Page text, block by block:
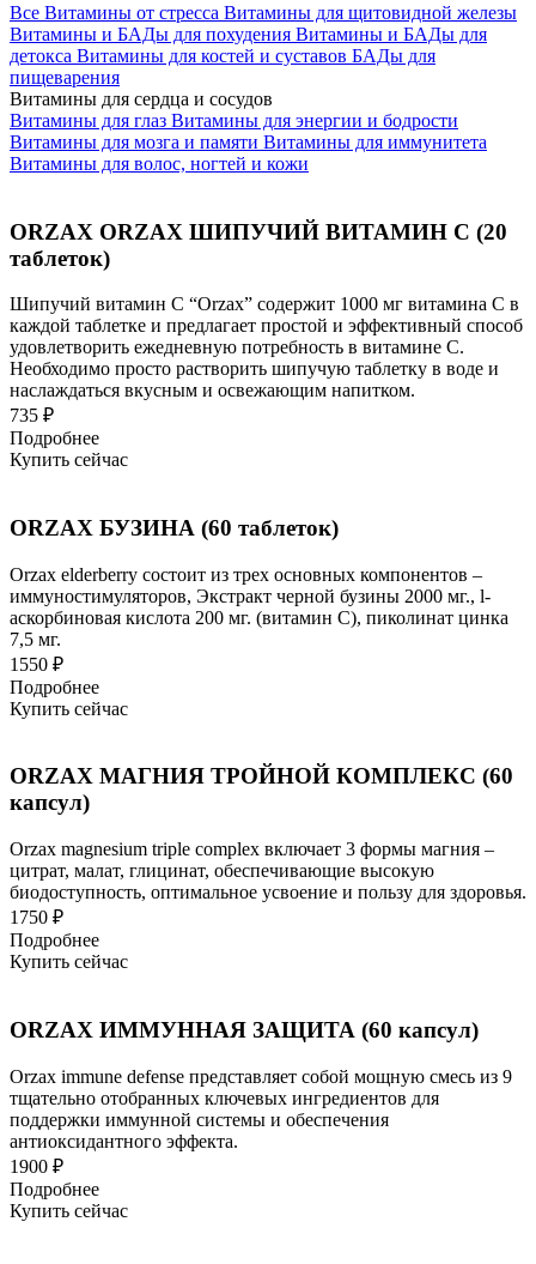
Все Витамины от стресса Витамины для щитовидной железы
Витамины и БАДы для похудения Витамины и БАДы для
детокса Витамины для костей и суставов БАДы для
пищеварения
Витамины для сердца и сосудов
Витамины для глаз Витамины для энергии и бодрости
Витамины для мозга и памяти Витамины для иммунитета
Витамины для волос, ногтей и кожи
ORZAX ОRZAX ШИПУЧИЙ ВИТАМИН С (20
таблеток)
Шипучий витамин С “Orzax” содержит 1000 мг витамина С в
каждой таблетке и предлагает простой и эффективный способ
удовлетворить ежедневную потребность в витамине С.
Необходимо просто растворить шипучую таблетку в воде и
наслаждаться вкусным и освежающим напитком.
735 ₽
Подробнее
Купить сейчас
ORZAX БУЗИНА (60 таблеток)
Orzax elderberry состоит из трех основных компонентов –
иммуностимуляторов, Экстракт черной бузины 2000 мг., l-
аскорбиновая кислота 200 мг. (витамин C), пиколинат цинка
7,5 мг.
1550 ₽
Подробнее
Купить сейчас
ORZAX МАГНИЯ ТРОЙНОЙ КОМПЛЕКС (60
капсул)
Orzax magnesium triple complex включает 3 формы магния –
цитрат, малат, глицинат, обеспечивающие высокую
биодоступность, оптимальное усвоение и пользу для здоровья.
1750 ₽
Подробнее
Купить сейчас
ORZAX ИММУННАЯ ЗАЩИТА (60 капсул)
Orzax immune defense представляет собой мощную смесь из 9
тщательно отобранных ключевых ингредиентов для
поддержки иммунной системы и обеспечения
антиоксидантного эффекта.
1900 ₽
Подробнее
Купить сейчас